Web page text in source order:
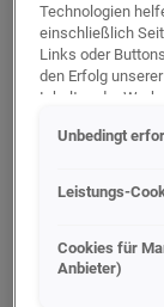
Technologien
einschließlich
Links oder
den Erfolg
Inhalte oder
übermittelt
oder
Dienste der
die Google LLC
Unbedingt
Leistungs-
Cookies für
Anbieter)